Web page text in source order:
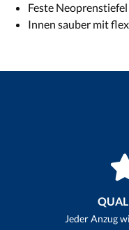
Feste Neoprenstiefel
Innen sauber mit
Jeder Anzug